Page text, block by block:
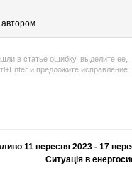
автором
в статье ошибку, выделите ее,
и предложите исправление
11 вересня 2023 ‑ 17
Ситуація в